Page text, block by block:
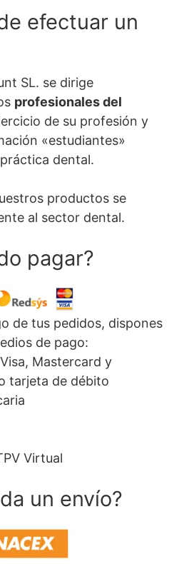
efectuar un
SL. se dirige
profesionales del
de su profesión y
«estudiantes»
dental.
productos se
al sector dental.
pagar?
de tus pedidos, dispones
de pago:
Mastercard y
tarjeta de débito
Virtual
un envío?